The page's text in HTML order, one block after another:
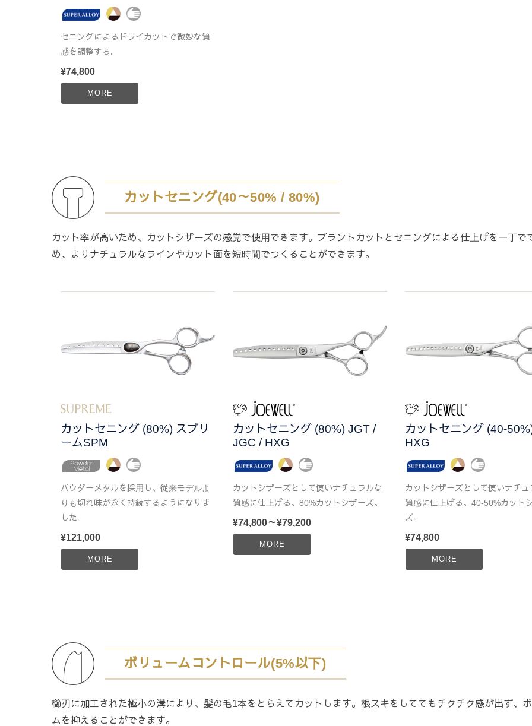
セニングによるドライカットで微妙な質
感を調整する。
¥74,800
MORE
カットセニング(40～50% / 80%)
カット率が高いため、カットシザーズの感覚で使用できます。ブラントカットとセニングによる仕上げを一丁で
め、よりナチュラルなラインやカット面を短時間でつくることができます。
カットセニング (80%) スプリ
ームSPM
パウダーメタルを採用し、従来モデルよ
りも切れ味が永く持続するようになりま
した。
¥121,000
MORE
カットセニング (80%) JGT /
JGC / HXG
カットシザーズとして使いナチュラルな
質感に仕上げる。80%カットシザーズ。
¥74,800～¥79,200
MORE
カットセニング (40-
HXG
カットシザーズとして使いナチュ
質感に仕上げる。40-50%カット
ズ。
¥74,800
MORE
ボリュームコントロール(5%以下)
櫛刃に加工された極小の溝により、髪の毛1本をとらえてカットします。根スキをしててもチクチク感が出ず、
ムを抑えることができます。